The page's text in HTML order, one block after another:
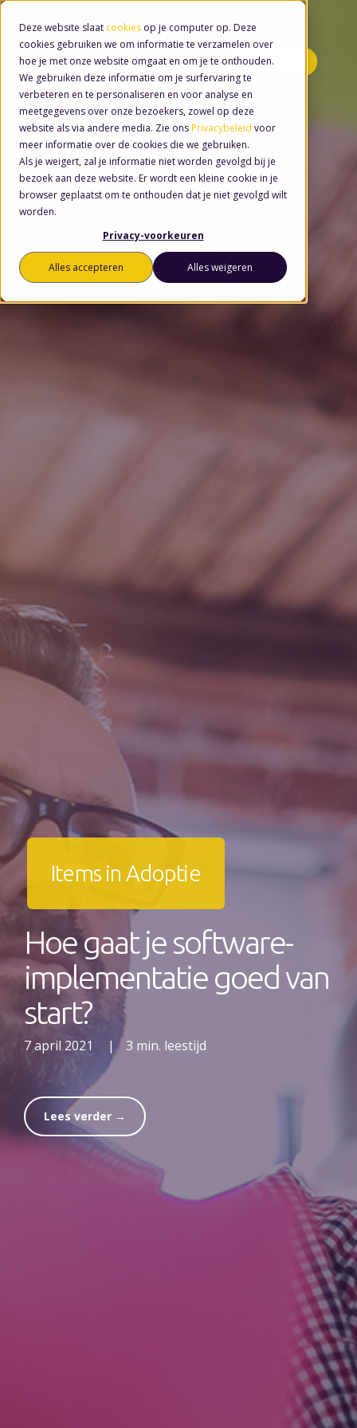
Deze website slaat cookies op je computer op. Deze
cookies gebruiken we om informatie te verzamelen over
hoe je met onze website omgaat en om je te onthouden.
We gebruiken deze informatie om je surfervaring te
verbeteren en te personaliseren en voor analyse en
meetgegevens over onze bezoekers, zowel op deze
website als via andere media. Zie ons Privacybeleid voor
meer informatie over de cookies die we gebruiken.
Als je weigert, zal je informatie niet worden gevolgd bij je
bezoek aan deze website. Er wordt een kleine cookie in je
browser geplaatst om te onthouden dat je niet gevolgd wilt
worden.
Privacy-voorkeuren
Alles accepteren Alles weigeren
Minidemo's
Items in Adoptie
Hoe gaat je software-
implementatie goed van
start?
7 april 2021 | 3 min. leestijd
Lees verder →